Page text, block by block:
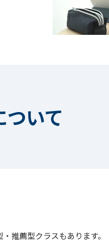
ついて
推薦型クラスもあります。